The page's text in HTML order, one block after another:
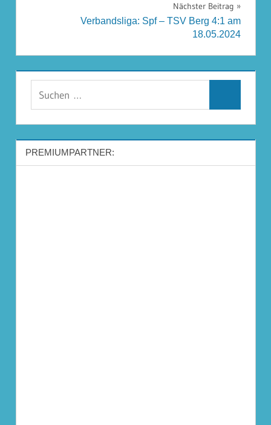
Nächster Beitrag
Verbandsliga: Spf – TSV Berg 4:1 am
18.05.2024
PREMIUMPARTNER: